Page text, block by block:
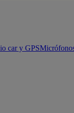
car y GPS